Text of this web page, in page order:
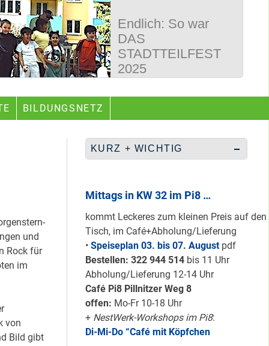
BILDUNGSNETZ
und
Rock für
im
von
Bild gibt
KURZ + WICHTIG
Mittags in KW 32 im Pi8 …
kommt Leckeres zum kleinen Preis auf den
Tisch, im Café+Abholung/Lieferung
• Speiseplan 03. bis 07. August pdf
Bestellen: 322 944 514bis 11 Uhr
Abholung/Lieferung 12-14 Uhr
Café Pi8 Pillnitzer Weg 8
offen: Mo-Fr 10-18 Uhr
+ NestWerk-Workshops im Pi8:
Di-Mi-Do “Café mit Köpfchen
Endlich: So war
DAS
STADTTEILFEST
2025
Wegbereiter &
geht & sich
ABSCHAFFEN!
Nur grüne & gelbe
Karten für den
neuen Quartiersrat
2023-25 …
Ein echtes “PLUS”